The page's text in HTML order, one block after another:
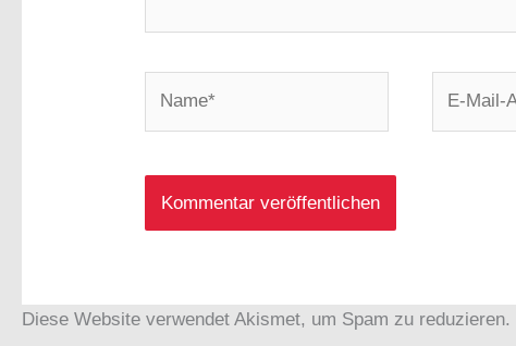
Diese Website verwendet Akismet, um Spam zu reduzieren.